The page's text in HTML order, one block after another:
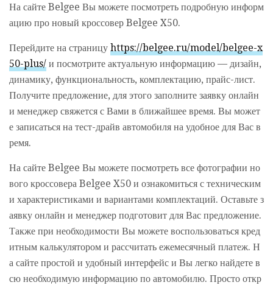
На сайте Belgee Вы можете посмотреть подробную информ
ацию про новый кроссовер Belgee X50.
Перейдите на страницу https://belgee.ru/model/belgee-x
50-plus/ и посмотрите актуальную информацию — дизайн,
динамику, функциональность, комплектацию, прайс-лист.
Получите предложение, для этого заполните заявку онлайн
и менеджер свяжется с Вами в ближайшее время. Вы может
е записаться на тест-драйв автомобиля на удобное для Вас в
ремя.
На сайте Belgee Вы можете посмотреть все фотографии но
вого кроссовера Belgee X50 и ознакомиться с техническим
и характеристиками и вариантами комплектаций. Оставьте з
аявку онлайн и менеджер подготовит для Вас предложение.
Также при необходимости Вы можете воспользоваться кред
итным калькулятором и рассчитать ежемесячный платеж. Н
а сайте простой и удобный интерфейс и Вы легко найдете в
сю необходимую информацию по автомобилю. Просто откр